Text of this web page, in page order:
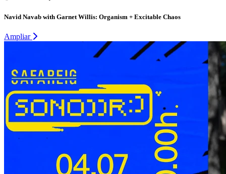
Navid Navab with Garnet Willis: Organism + Excitable Chaos
Ampliar